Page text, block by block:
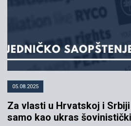
05.08.2025
Za vlasti u Hrvatskoj i
samo kao ukras